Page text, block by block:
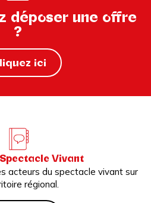
déposer une offre
?
ici
Vivant
acteurs du spectacle vivant sur
régional.